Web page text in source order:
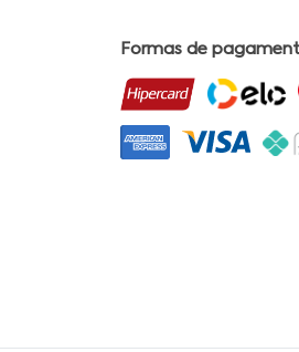
Formas de